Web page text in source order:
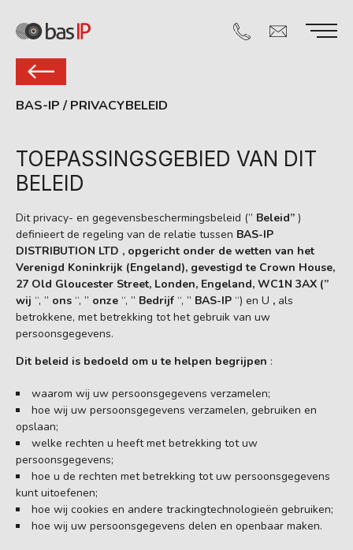
BAS-IP / PRIVACYBELEID
TOEPASSINGSGEBIED VAN DIT
BELEID
Dit privacy- en gegevensbeschermingsbeleid (” Beleid” )
definieert de regeling van de relatie tussen BAS-IP
DISTRIBUTION LTD , opgericht onder de wetten van het
Verenigd Koninkrijk (Engeland), gevestigd te Crown House,
27 Old Gloucester Street, Londen, Engeland, WC1N 3AX (”
wij “, ” ons “, ” onze “, ” Bedrijf “, ” BAS-IP “) en U , als
betrokkene, met betrekking tot het gebruik van uw
persoonsgegevens.
Dit beleid is bedoeld om u te helpen begrijpen :
waarom wij uw persoonsgegevens verzamelen;
hoe wij uw persoonsgegevens verzamelen, gebruiken en
opslaan;
welke rechten u heeft met betrekking tot uw
persoonsgegevens;
hoe u de rechten met betrekking tot uw persoonsgegevens
kunt uitoefenen;
hoe wij cookies en andere trackingtechnologieën gebruiken;
hoe wij uw persoonsgegevens delen en openbaar maken.